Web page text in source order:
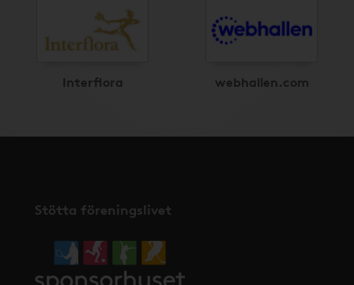
Interflora webhallen.com
Stötta föreningslivet